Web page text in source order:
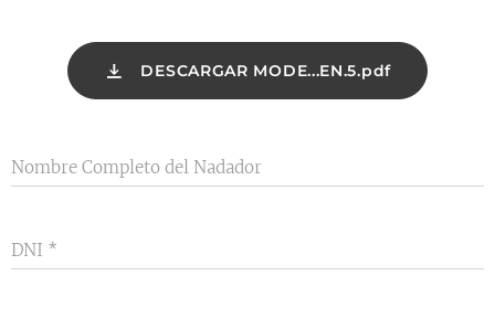
DESCARGAR MODE...EN.5.pdf
Nombre Completo del Nadador
DNI